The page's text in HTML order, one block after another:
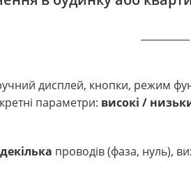
дисплей, кнопки, режим
параметри: високі /
декілька проводів (фаза, нуль),